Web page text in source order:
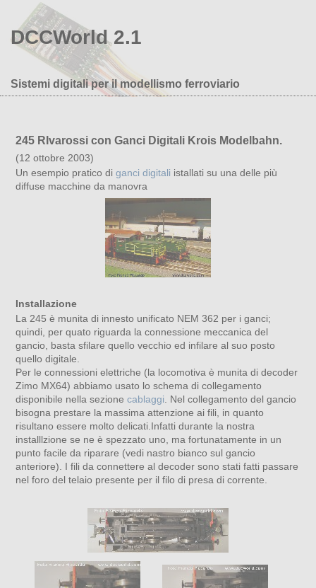
DCCWorld 2.1
Sistemi digitali per il modellismo ferroviario
245 RIvarossi con Ganci Digitali Krois Modelbahn.
(12 ottobre 2003)
Un esempio pratico di ganci digitali istallati su una delle più
diffuse macchine da manovra
Installazione
La 245 è munita di innesto unificato NEM 362 per i ganci;
quindi, per quato riguarda la connessione meccanica del
gancio, basta sfilare quello vecchio ed infilare al suo posto
quello digitale.
Per le connessioni elettriche (la locomotiva è munita di decoder
Zimo MX64) abbiamo usato lo schema di collegamento
disponibile nella sezione cablaggi . Nel collegamento del gancio
bisogna prestare la massima attenzione ai fili, in quanto
risultano essere molto delicati.Infatti durante la nostra
installlzione se ne è spezzato uno, ma fortunatamente in un
punto facile da riparare (vedi nastro bianco sul gancio
anteriore). I fili da connettere al decoder sono stati fatti passare
nel foro del telaio presente per il filo di presa di corrente.